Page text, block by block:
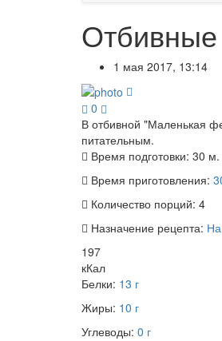
1 мая 2017, 13:14
0
В отбивной "Маленькая
питательным.
Время подготовки: 30 м.
Время приготовления:
Количество порций: 4
Назначение рецепта:
197
кКал
Белки: 13 г
Жиры: 10 г
Углеводы: 0 г